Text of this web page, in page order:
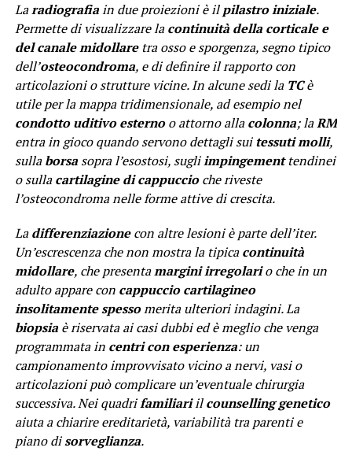
Laradiografiain due proiezioni è ilpilastro iniziale.
Permette di visualizzare lacontinuità della corticale e
del canale midollaretra osso e sporgenza, segno tipico
dell’osteocondroma, e di definire il rapporto con
articolazioni o strutture vicine. In alcune sedi la TCè
utile per la mappa tridimensionale, ad esempio nel
condotto uditivo esternoo attorno allacolonna; laRM
entra in gioco quando servono dettagli suitessuti molli,
sullaborsasopra l’esostosi, sugliimpingementtendinei
o sullacartilagine di cappuccioche riveste
l’osteocondroma nelle forme attive di crescita.
Ladifferenziazionecon altre lesioni è parte dell’iter.
Un’escrescenza che non mostra la tipicacontinuità
midollare, che presentamargini irregolario che in un
adulto appare con cappuccio cartilagineo
insolitamente spessomerita ulteriori indagini. La
biopsiaè riservata ai casi dubbi ed è meglio che venga
programmata in centri con esperienza: un
campionamento improvvisato vicino a nervi, vasi o
articolazioni può complicare un’eventuale chirurgia
successiva. Nei quadrifamiliariilcounselling genetico
aiuta a chiarire ereditarietà, variabilità tra parenti e
piano disorveglianza.